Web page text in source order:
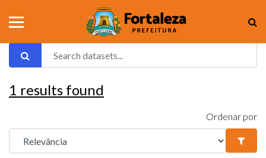
1 results found
Ordenar por